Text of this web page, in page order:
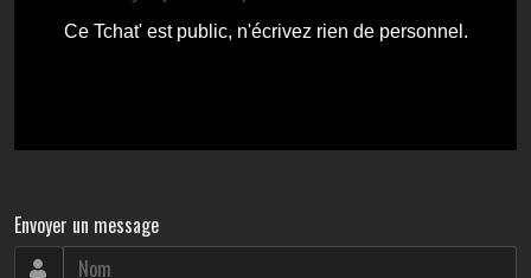
Envoyer un message